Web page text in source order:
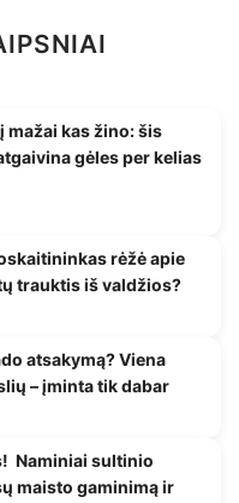
kas žino: šis
gėles per kelias
rėžė apie
trauktis iš valdžios?
atsakymą? Viena
– įminta tik dabar
Naminiai sultinio
maisto gaminimą ir